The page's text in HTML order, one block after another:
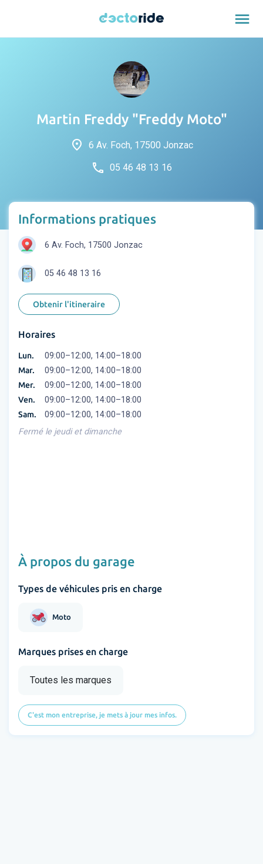
menu
Martin Freddy "Freddy Moto"
place 6 Av. Foch, 17500 Jonzac
phone 05 46 48 13 16
Informations pratiques
6 Av. Foch, 17500 Jonzac
05 46 48 13 16
Obtenir l'itineraire
Horaires
Lun. 09:00–12:00, 14:00–18:00
Mar. 09:00–12:00, 14:00–18:00
Mer. 09:00–12:00, 14:00–18:00
Ven. 09:00–12:00, 14:00–18:00
Sam.
09:00–12:00, 14:00–18:00
Fermé le jeudi et dimanche
À propos du garage
Types de véhicules pris en charge
Moto
Marques prises en charge
Toutes les marques
C'est mon entreprise, je mets à jour mes infos.